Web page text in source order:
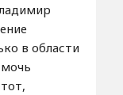
в области